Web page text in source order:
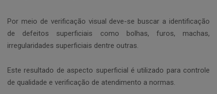
Por meio de verificação visual deve-se buscar a identificação
de defeitos superficiais como bolhas, furos, machas,
irregularidades superficiais dentre outras.
Este resultado de aspecto superficial é utilizado para controle
de qualidade e verificação de atendimento a normas.